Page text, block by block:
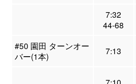
7:32
44-68
#50 園田 ターンオー
バー(1本)
7:13